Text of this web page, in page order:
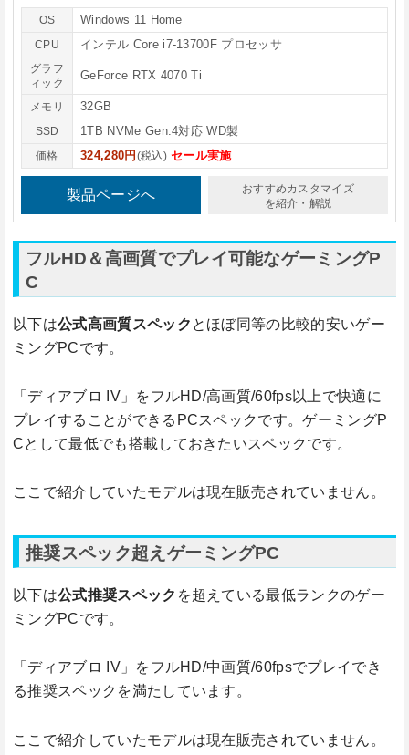
OS Windows 11 Home
CPU インテル Core i7-13700F プロセッサ
グラフ
ィック
GeForce RTX 4070 Ti
メモリ 32GB
SSD 1TB NVMe Gen.4対応 WD製
価格 324,280円 (税込) セール実施
製品ページへ
おすすめカスタマイズ
を紹介・解説
フルHD＆高画質でプレイ可能なゲーミングP
C
以下は公式高画質スペック とほぼ同等の比較的安いゲー
ミングPCです。
「ディアブロ IV」をフルHD/高画質/60fps以上で快適に
プレイすることができるPCスペックです。ゲーミングP
Cとして最低でも搭載しておきたいスペックです。
ここで紹介していたモデルは現在販売されていません。
推奨スペック超えゲーミングPC
以下は公式推奨スペック を超えている最低ランクのゲー
ミングPCです。
「ディアブロ IV」をフルHD/中画質/60fpsでプレイでき
る推奨スペックを満たしています。
ここで紹介していたモデルは現在販売されていません。